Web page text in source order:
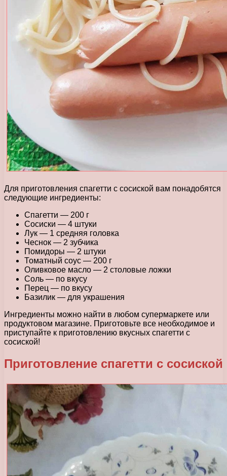
Для приготовления спагетти с сосиской вам понадобятся
следующие ингредиенты:
Спагетти — 200 г
Сосиски — 4 штуки
Лук — 1 средняя головка
Чеснок — 2 зубчика
Помидоры — 2 штуки
Томатный соус — 200 г
Оливковое масло — 2 столовые ложки
Соль — по вкусу
Перец — по вкусу
Базилик — для украшения
Ингредиенты можно найти в любом супермаркете или
продуктовом магазине. Приготовьте все необходимое и
приступайте к приготовлению вкусных спагетти с
сосиской!
Приготовление спагетти с сосиской